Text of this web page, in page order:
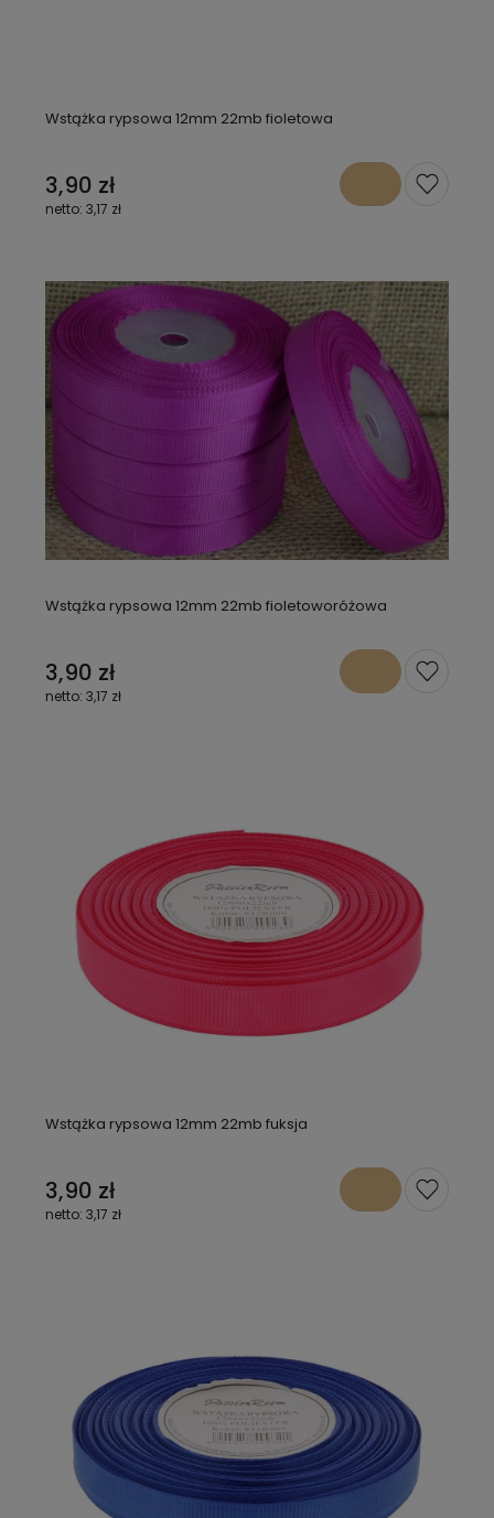
Wstążka rypsowa 12mm 22mb fioletowa
3,90 zł
3,17 zł
Wstążka rypsowa 12mm 22mb fioletoworóżowa
3,90 zł
3,17 zł
Wstążka rypsowa 12mm 22mb fuksja
3,90 zł
3,17 zł